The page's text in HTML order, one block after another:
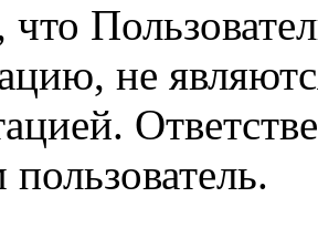
не
пользователь.